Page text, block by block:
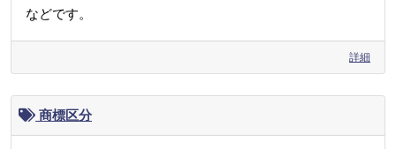
などです。
詳細
商標区分